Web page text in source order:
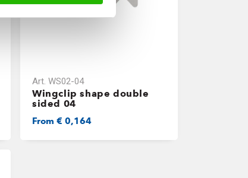
Art. WS02-04
Wingclip shape double
sided 04
From € 0,164